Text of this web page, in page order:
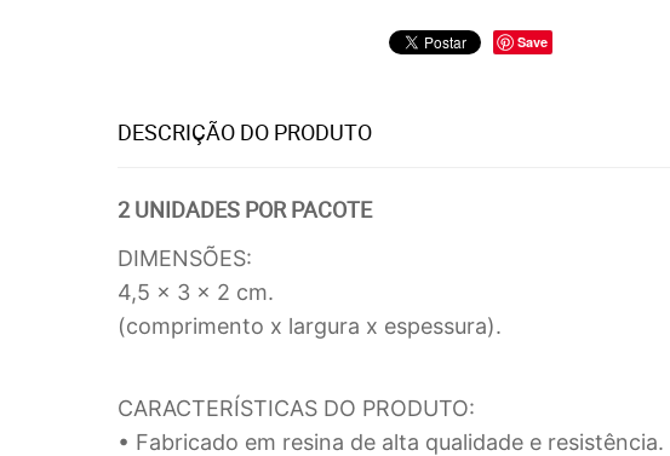
Save
DESCRIÇÃO DO PRODUTO
2 UNIDADES POR PACOTE
DIMENSÕES:
4,5 x 3 x 2 cm.
(comprimento x largura x espessura).
CARACTERÍSTICAS DO PRODUTO:
• Fabricado em resina de alta qualidade e resistência.